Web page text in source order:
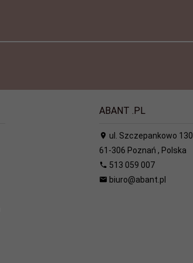
ABANT .PL
ul. Szczepankowo 130
61-306 Poznań , Polska
513 059 007
biuro@abant.pl